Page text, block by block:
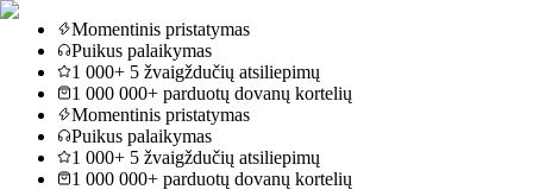
Momentinis pristatymas
Puikus palaikymas
1 000+ 5 žvaigždučių atsiliepimų
1 000 000+ parduotų dovanų kortelių
Momentinis pristatymas
Puikus palaikymas
1 000+ 5 žvaigždučių atsiliepimų
1 000 000+ parduotų dovanų kortelių